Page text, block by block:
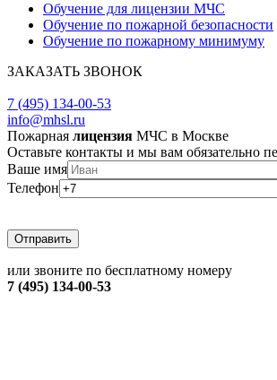
Обучение для лицензии МЧС
Обучение по пожарной безопасности
Обучение по пожарному минимуму
ЗАКАЗАТЬ ЗВОНОК
7 (495) 134-00-53
info@mhsl.ru
Пожарная лицензия МЧС в Москве
Оставьте контакты и мы вам обязательно
Ваше имя
Телефон
или звоните по бесплатному номеру
7 (495) 134-00-53